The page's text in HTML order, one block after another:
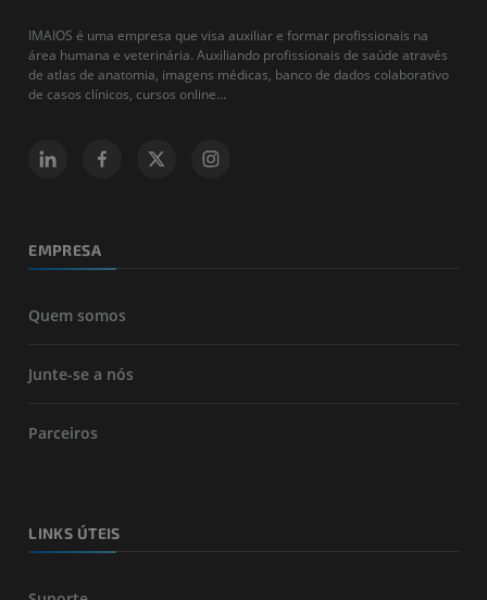
IMAIOS é uma empresa que visa auxiliar e formar profissionais na
área humana e veterinária. Auxiliando profissionais de saúde através
de atlas de anatomia, imagens médicas, banco de dados colaborativo
de casos clínicos, cursos online...
EMPRESA
Quem somos
Junte-se a nós
Parceiros
LINKS ÚTEIS